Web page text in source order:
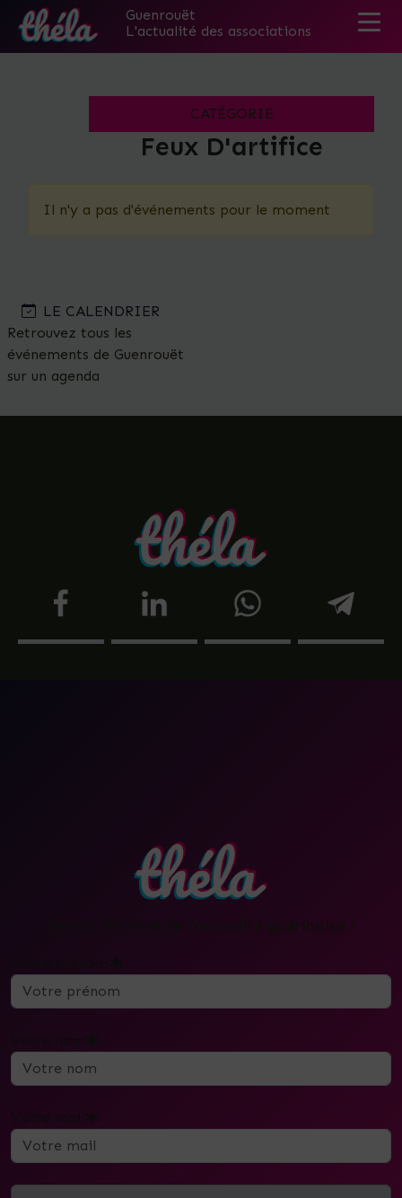
Guenrouët
L'actualité des associations
CATÉGORIE
Feux D'artifice
Il n'y a pas d'événements pour le moment
LE CALENDRIER
Retrouvez tous les
événements de Guenrouët
sur un agenda
Restez informé de l'actualité guérinoise !